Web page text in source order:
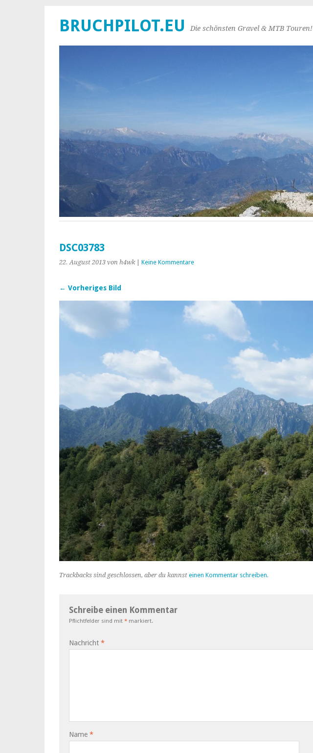
BRUCHPILOT.EU Die schönsten Gravel & MTB Touren!
DSC03783
22. August 2013 von h4wk| Keine Kommentare
← Vorheriges Bild
Trackbacks sind geschlossen, aber du kannst einen Kommentar schreiben.
Schreibe einen Kommentar
Pflichtfelder sind mit * markiert.
Nachricht *
Name *